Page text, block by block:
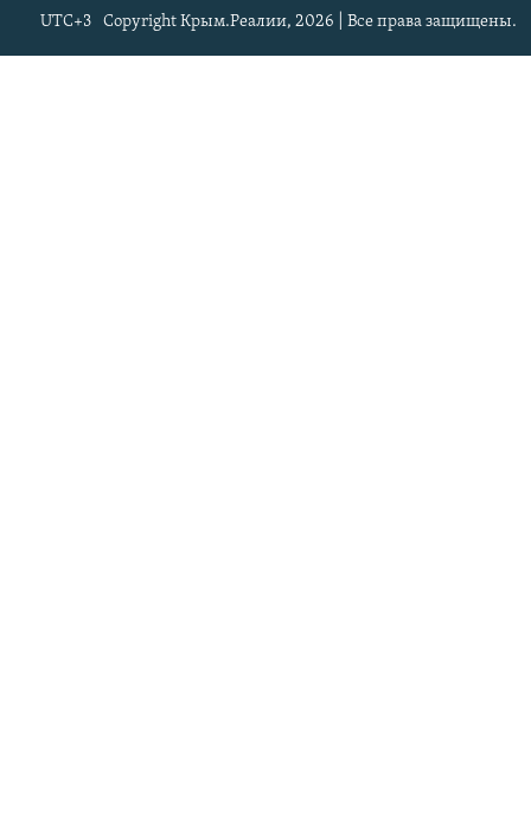
Copyright Крым.Реалии, 2026 | Все права защищены.
UTC+3